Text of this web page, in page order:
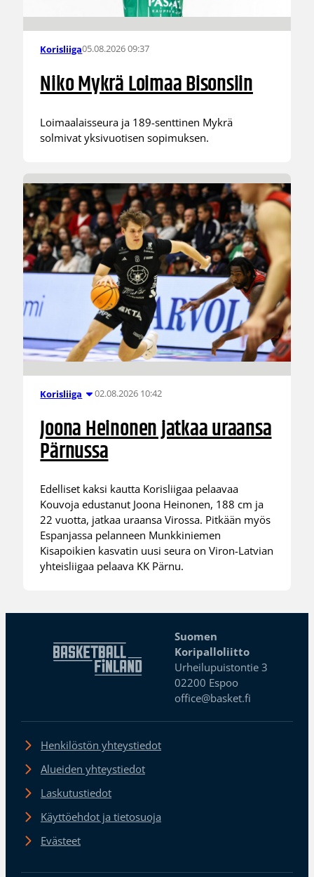
Korisliiga05.08.2026 09:37
Niko Mykrä Loimaa Bisonsiin
Loimaalaisseura ja 189-senttinen Mykrä
solmivat yksivuotisen sopimuksen.
Korisliiga 02.08.2026 10:42
Joona Heinonen jatkaa uraansa
Pärnussa
Edelliset kaksi kautta Korisliigaa pelaavaa
Kouvoja edustanut Joona Heinonen, 188 cm ja
22 vuotta, jatkaa uraansa Virossa. Pitkään myös
Espanjassa pelanneen Munkkiniemen
Kisapoikien kasvatin uusi seura on Viron-Latvian
yhteisliigaa pelaava KK Pärnu.
Suomen
Koripalloliitto
Urheilupuistontie 3
02200 Espoo
office@basket.fi
Henkilöstön yhteystiedot
Alueiden yhteystiedot
Laskutustiedot
Käyttöehdot ja tietosuoja
Evästeet